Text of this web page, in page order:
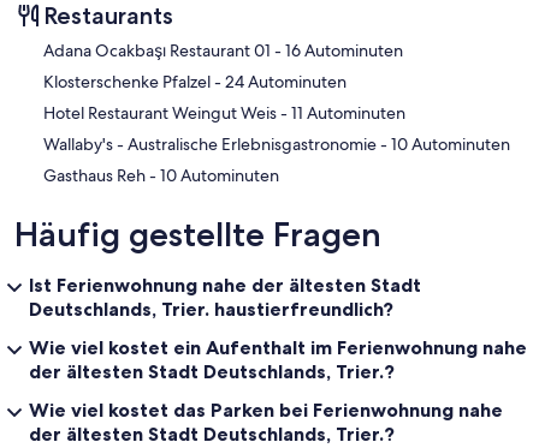
Restaurants
‪Adana Ocakbaşı Restaurant 01 - ‬16 Autominuten
‪Klosterschenke Pfalzel - ‬24 Autominuten
‪Hotel Restaurant Weingut Weis - ‬11 Autominuten
‪Wallaby's - Australische Erlebnisgastronomie - ‬10 Autominuten
‪Gasthaus Reh - ‬10 Autominuten
Häufig gestellte Fragen
Ist Ferienwohnung nahe der ältesten Stadt
Deutschlands, Trier. haustierfreundlich?
Wie viel kostet ein Aufenthalt im Ferienwohnung nahe
der ältesten Stadt Deutschlands, Trier.?
Wie viel kostet das Parken bei Ferienwohnung nahe
der ältesten Stadt Deutschlands, Trier.?